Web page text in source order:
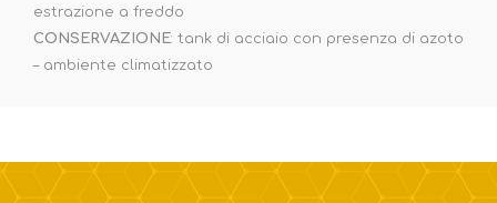
estrazione a freddo
CONSERVAZIONE: tank di acciaio con presenza di azoto
– ambiente climatizzato